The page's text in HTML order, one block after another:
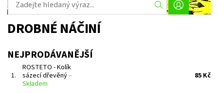
DROBNÉ NÁČINÍ
NEJPRODÁVANĚJŠÍ
1.
ROSTETO - Kolík
sázecí dřevěný–
Skladem
85 Kč